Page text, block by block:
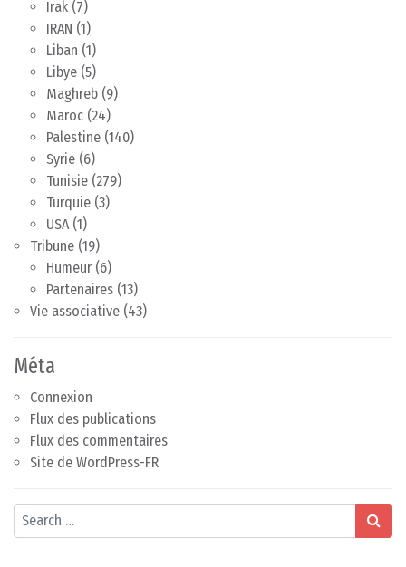
Irak (7)
IRAN (1)
Liban (1)
Libye (5)
Maghreb (9)
Maroc (24)
Palestine (140)
Syrie (6)
Tunisie (279)
Turquie (3)
USA(1)
Tribune (19)
Humeur (6)
Partenaires (13)
Vie associative (43)
Méta
Connexion
Flux des publications
Flux des commentaires
Site de WordPress-FR
Search